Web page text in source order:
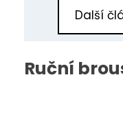
Další
Ruční